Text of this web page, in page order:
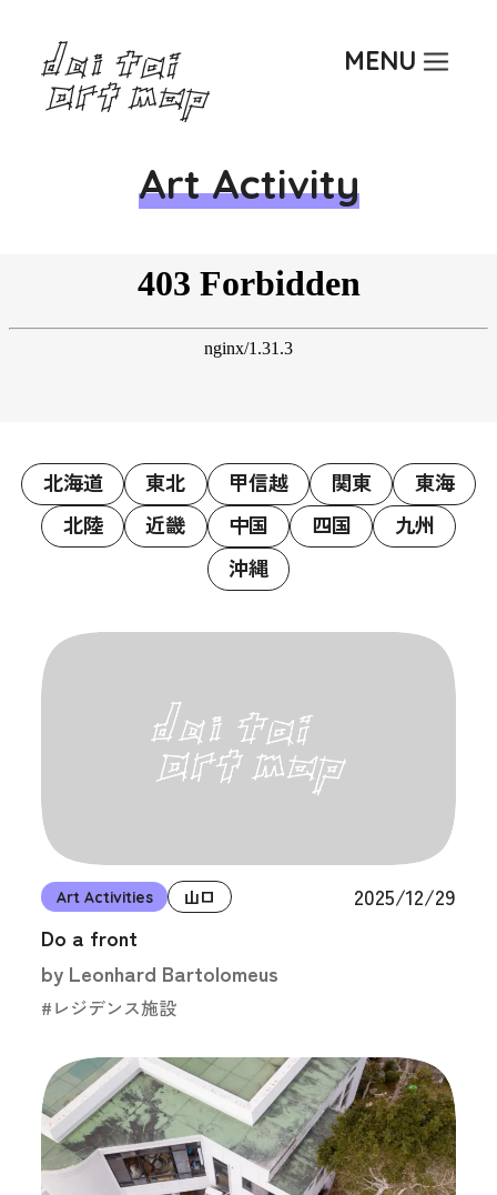
MENU
Top
About
ResearcherArt Activity
北海道 東北 甲信越 関東
東海
北陸
近畿 中国 四国
九州
沖縄
Art Activities 山口
2025/12/29
Do a front
by Leonhard Bartolomeus
#レジデンス施設